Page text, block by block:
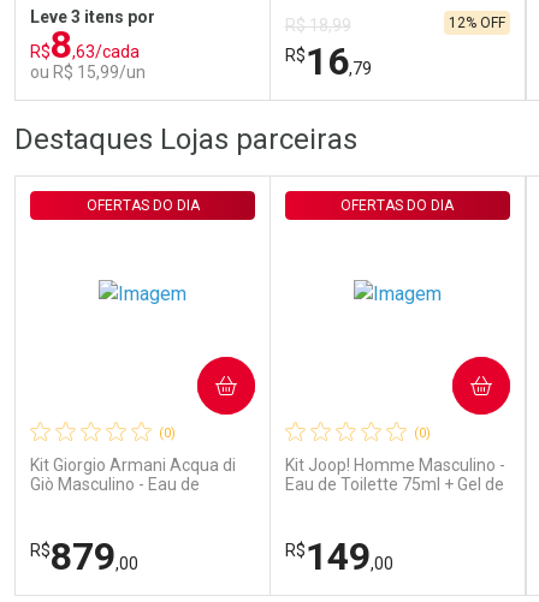
Leve 3 itens por
R$8,63/cada
ou R$ 15,99/un
FECHAR
Laboratório
Comprar sem Desconto
Por R$ 15,99/cada
FECHAR
Por Menos
Comprar sem Desconto
Por R$ 15,99/cada
R$ 18,99
R$16,79
12% OFF
Comprar sem Desconto
Por R$ 16,79/cada
Por Menos
Comprar sem Desconto
Por R$ 16,79/cada
Destaques Lojas parceiras
(0)
Kit Giorgio Armani Acqua di
Giò Masculino - Eau de
OFERTAS DO DIA
R$879,00
COMPRAR
(0)
Kit Joop! Homme Masculino -
Eau de Toilette 75ml + Gel de
OFERTAS DO DIA
R$149,00
COMPRAR